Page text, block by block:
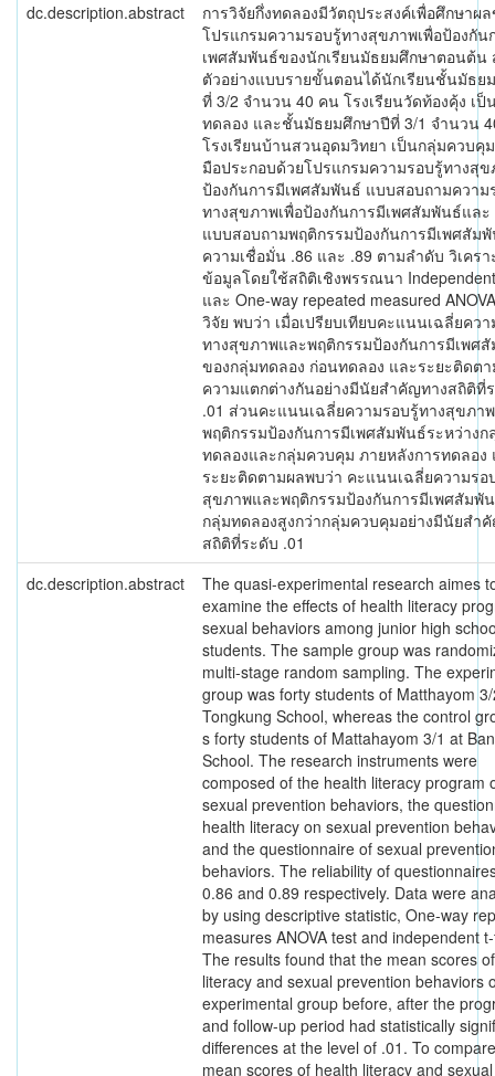
dc.description.abstract
การวิจัยกึ่งทดลองมีวัตถุประสงค์เพื่อศึกษาผ
โปรแกรมความรอบรู้ทางสุขภาพเพื่อป้องกัน
เพศสัมพันธ์ของนักเรียนมัธยมศึกษาตอนต้น
ตัวอย่างแบบรายขั้นตอนได้นักเรียนชั้นมัธย
ที่ 3/2 จำนวน 40 คน โรงเรียนวัดท้องคุ้ง เป็
ทดลอง และชั้นมัธยมศึกษาปีที่ 3/1 จำนวน
โรงเรียนบ้านสวนอุดมวิทยา เป็นกลุ่มควบคุม
มือประกอบด้วยโปรแกรมความรอบรู้ทางสุข
ป้องกันการมีเพศสัมพันธ์ แบบสอบถามความ
ทางสุขภาพเพื่อป้องกันการมีเพศสัมพันธ์และ
แบบสอบถามพฤติกรรมป้องกันการมีเพศสัม
ความเชื่อมั่น .86 และ .89 ตามลำดับ วิเครา
ข้อมูลโดยใช้สถิติเชิงพรรณนา
และ One-way repeated measured
วิจัย พบว่า เมื่อเปรียบเทียบคะแนนเฉลี่ยคว
ทางสุขภาพและพฤติกรรมป้องกันการมีเพศ
ของกลุ่มทดลอง ก่อนทดลอง และระยะติดต
ความแตกต่างกันอย่างมีนัยสำคัญทางสถิติที่
.01 ส่วนคะแนนเฉลี่ยความรอบรู้ทางสุขภา
พฤติกรรมป้องกันการมีเพศสัมพันธ์ระหว่างก
ทดลองและกลุ่มควบคุม ภายหลังการทดลอง
ระยะติดตามผลพบว่า คะแนนเฉลี่ยความรอ
สุขภาพและพฤติกรรมป้องกันการมีเพศสัมพั
กลุ่มทดลองสูงกว่ากลุ่มควบคุมอย่างมีนัยสำ
สถิติที่ระดับ .01
dc.description.abstract
The quasi-experimental research aimes
examine the effects of health literacy
sexual behaviors among junior high
students. The sample group was
multi-stage random sampling. The
group was forty students of Matthayom
Tongkung School, whereas the control
s forty students of Mattahayom 3/1 at
School. The research instruments were
composed of the health literacy program
sexual prevention behaviors, the
health literacy on sexual prevention
and the questionnaire of sexual
behaviors. The reliability of
0.86 and 0.89 respectively. Data were
by using descriptive statistic, One-way
measures ANOVA test and independent
The results found that the mean scores
literacy and sexual prevention behaviors
experimental group before, after the
and follow-up period had statistically
differences at the level of .01. To
mean scores of health literacy and sexual